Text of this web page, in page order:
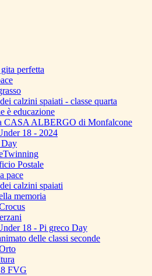
perfetta
calzini spaiati - classe quarta
è educazione
CASA ALBERGO di Monfalcone
18 - 2024
Postale
pace
calzini spaiati
memoria
18 - Pi greco Day
delle classi seconde
FVG